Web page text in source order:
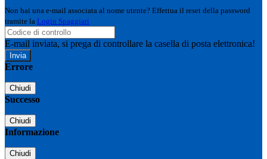
Non hai una e-mail associata al nome utente? Effettua il reset della password
tramite la Login Spaggiari
E-mail inviata, si prega di controllare la casella di posta elettronica!
Errore
Chiudi
Successo
Chiudi
Informazione
Chiudi